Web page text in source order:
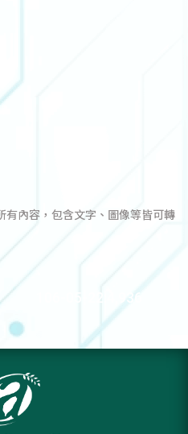
有內容，包含文字、圖像等皆可轉
106-05-22:4,936